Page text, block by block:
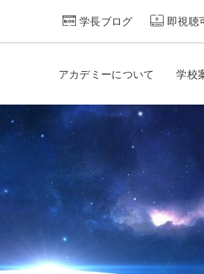
学長ブログ 即視聴
アカデミーについて 学校